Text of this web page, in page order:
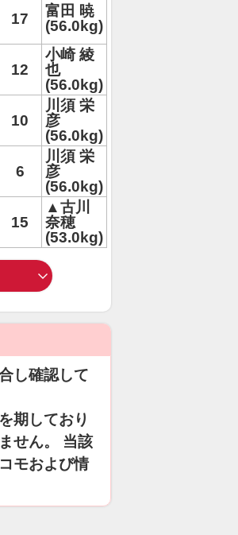
17
富田 暁
(56.0kg)
12
小崎 綾
也
(56.0kg)
10
川須 栄
彦
(56.0kg)
6
川須 栄
彦
(56.0kg)
15
▲古川
奈穂
(53.0kg)
し確認して
期しており
せん。 当該
モおよび情